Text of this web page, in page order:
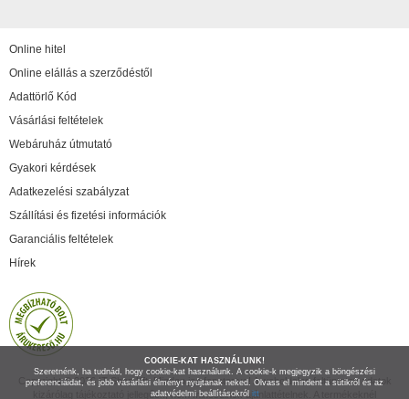
Online hitel
Online elállás a szerződéstől
Adattörlő Kód
Vásárlási feltételek
Webáruház útmutató
Gyakori kérdések
Adatkezelési szabályzat
Szállítási és fizetési információk
Garanciális feltételek
Hírek
Copyright © 2026 IT Shop Kft. Minden jog fenntartva! A weboldalon feltüntetett adatok
kizárólag tájékoztató jellegűek, nem minősülnek ajánlattételnek. A termékeknél
COOKIE-KAT HASZNÁLUNK!
Szeretnénk, ha tudnád, hogy cookie-kat használunk. A cookie-k megjegyzik a böngészési
preferenciáidat, és jobb vásárlási élményt nyújtanak neked. Olvass el mindent a sütikről és az
adatvédelmi beállításokról itt